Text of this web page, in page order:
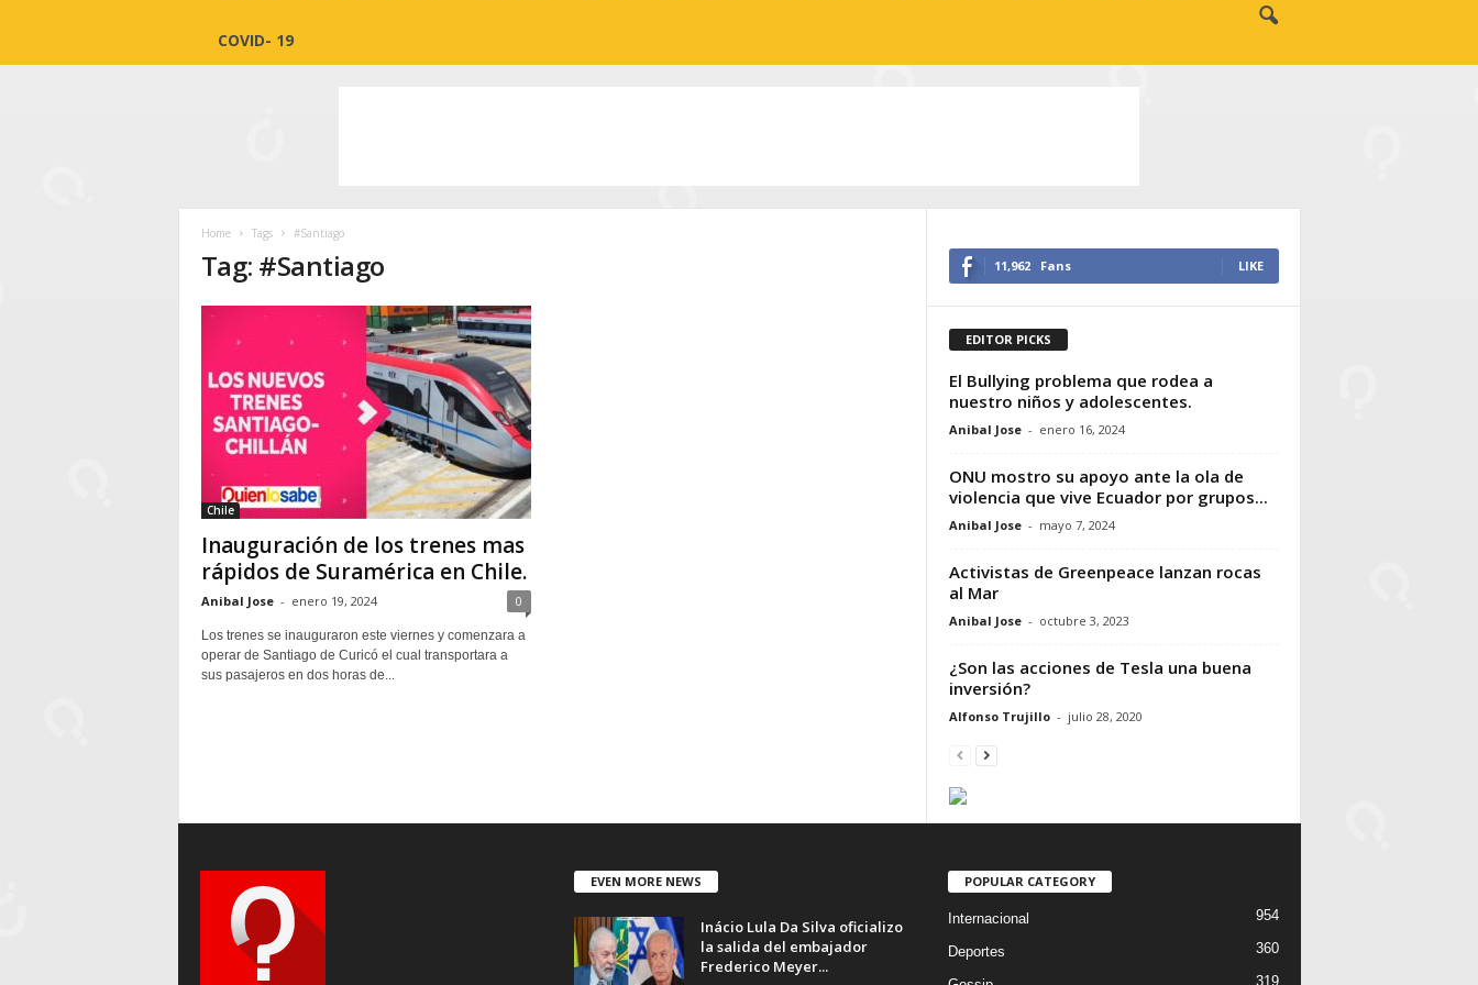
COVID- 19
Home Tags #Santiago
Tag: #Santiago
Chile
Inauguración de los trenes mas
rápidos de Suramérica en Chile.
Anibal Jose - enero 19, 2024 0
Los trenes se inauguraron este viernes y comenzara a
operar de Santiago de Curicó el cual transportara a
sus pasajeros en dos horas de...
11,962 Fans LIKE
EDITOR PICKS
El Bullying problema que rodea a
nuestro niños y adolescentes.
Anibal Jose - enero 16, 2024
ONU mostro su apoyo ante la ola de
violencia que vive Ecuador por grupos...
Anibal Jose - mayo 7, 2024
Activistas de Greenpeace lanzan rocas
al Mar
Anibal Jose - octubre 3, 2023
¿Son las acciones de Tesla una buena
inversión?
Alfonso Trujillo - julio 28, 2020
EVEN MORE NEWS
Inácio Lula Da Silva oficializo
la salida del embajador
Frederico Meyer...
POPULAR CATEGORY
Internacional 954
Deportes 360
319